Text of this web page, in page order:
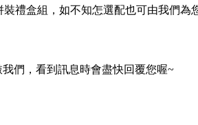
禮盒組，如不知怎選配也可由我們
們，看到訊息時會盡快回覆您喔~